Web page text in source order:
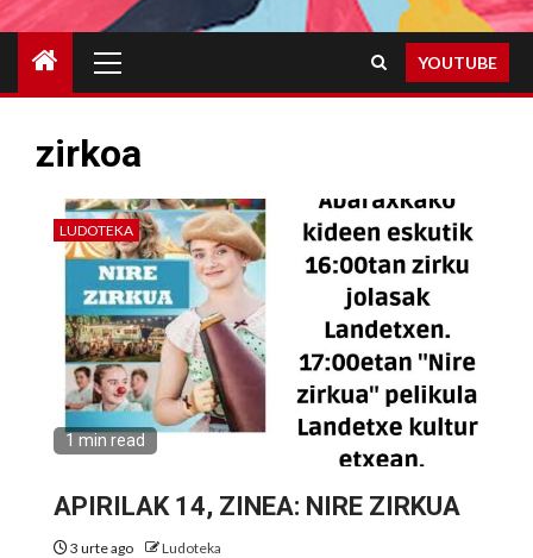
Menu
YOUTUBE
zirkoa
LUDOTEKA
1 min read
APIRILAK 14, ZINEA: NIRE ZIRKUA
3 urte ago Ludoteka